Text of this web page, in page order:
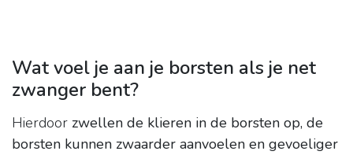
Wat voel je aan je borsten als je net
zwanger bent?
Hierdoor zwellen de klieren in de borsten op, de
borsten kunnen zwaarder aanvoelen en gevoeliger